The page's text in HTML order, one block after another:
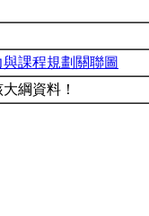
課程規劃關聯圖
綱資料！